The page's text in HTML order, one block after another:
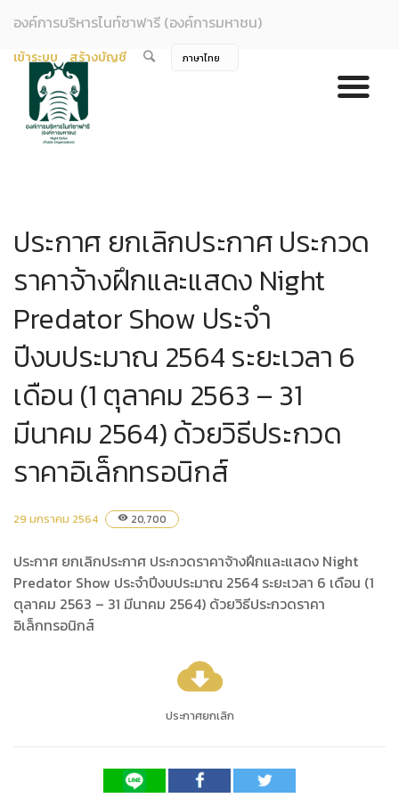
องค์การบริหารไนท์ซาฟารี (องค์การมหาชน)
เข้าระบบ สร้างบัญชี
ประกาศ ยกเลิกประกาศ ประกวด
ราคาจ้างฝึกและแสดง Night
Predator Show ประจำ
ปีงบประมาณ 2564 ระยะเวลา 6
เดือน (1 ตุลาคม 2563 – 31
มีนาคม 2564) ด้วยวิธีประกวด
ราคาอิเล็กทรอนิกส์
29 มกราคม 2564 visibility 20,700
ประกาศ ยกเลิกประกาศ ประกวดราคาจ้างฝึกและแสดง Night
Predator Show ประจำปีงบประมาณ 2564 ระยะเวลา 6 เดือน (1
ตุลาคม 2563 – 31 มีนาคม 2564) ด้วยวิธีประกวดราคา
อิเล็กทรอนิกส์
cloud_download
ประกาศยกเลิก